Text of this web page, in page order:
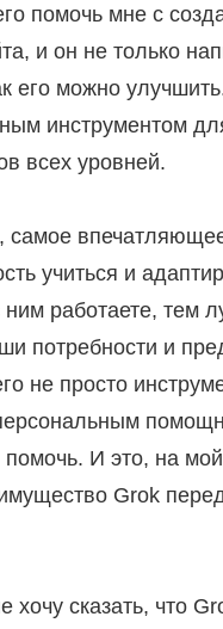
помочь мне с
и он не только
его можно
инструментом
всех уровней.
самое
учиться и
работаете, тем
потребности и
не просто
помочь. И это, на
Grok
хочу сказать, что